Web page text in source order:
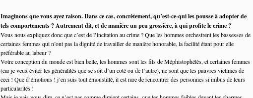
Imaginons que vous ayez raison. Dans ce cas, concrètement, qu’est-ce-qui les pousse à adopter de
tels comportements ? Autrement dit, et de manière un peu grossière, à qui profite le crime ?
Vous nous expliquez donc que c’est de l’incitation au crime ? Que les hommes orchestrent les bassesses de
certaines femmes qui n’ont pas la dignité de travailler de manière honorable, la facilité étant pour elle
préférable au labeur ?
Votre conception du monde est bien belle, les hommes sont les fils de Méphistophélès, et certaines femmes
(car je veux éviter les généralités que se soit d’un coté ou de l’autre), ne sont que les pauvres victimes de
ceci ! Que d’émotions ! j’en suis tout émoustillé, il est rare de rencontrer des personnes si imbus de leurs
particularités !